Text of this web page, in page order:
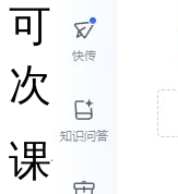
可以免
次，早
课件站